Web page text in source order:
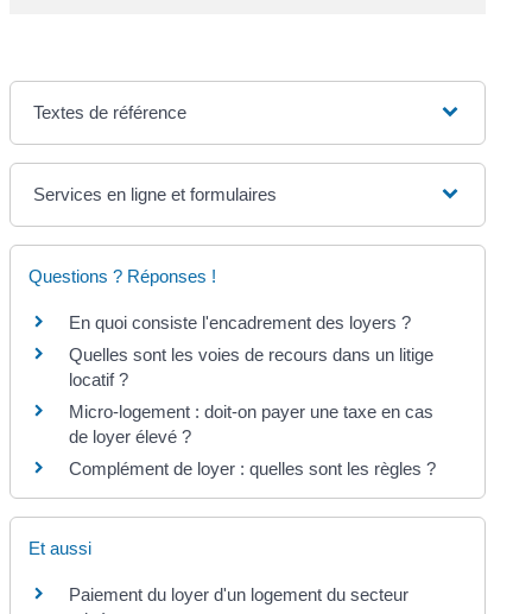
Textes de référence
Services en ligne et formulaires
Questions ? Réponses !
En quoi consiste l'encadrement des loyers ?
Quelles sont les voies de recours dans un litige
locatif ?
Micro-logement : doit-on payer une taxe en cas
de loyer élevé ?
Complément de loyer : quelles sont les règles ?
Et aussi
Paiement du loyer d'un logement du secteur